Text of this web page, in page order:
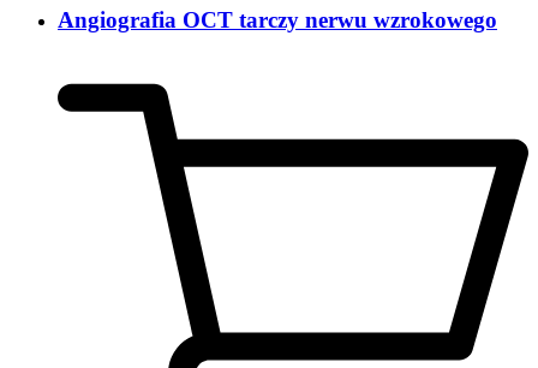
Angiografia OCT tarczy nerwu wzrokowego